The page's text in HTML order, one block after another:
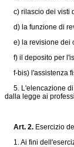
c) rilascio dei visti
d) la funzione di
e) la revisione dei
f) il deposito per
f-bis) l'assistenza
5. L'elencazione di
dalla legge ai
Art. 2. Esercizio
1. Ai fini